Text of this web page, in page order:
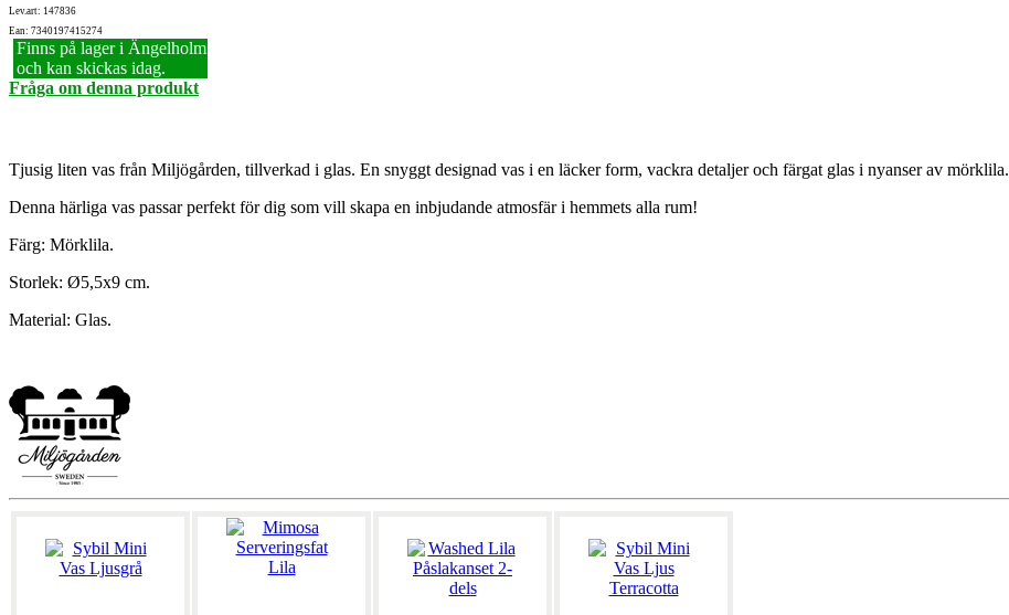
Lev.art: 147836
Ean: 7340197415274
Finns på lager i Ängelholm
och kan skickas idag.
Fråga om denna produkt
Tjusig liten vas från Miljögården, tillverkad i glas. En snyggt designad vas i en läcker form, vackra detaljer och färgat glas i nyanser av mörklila.
Denna härliga vas passar perfekt för dig som vill skapa en inbjudande atmosfär i hemmets alla rum!
Färg: Mörklila.
Storlek: Ø5,5x9 cm.
Material: Glas.